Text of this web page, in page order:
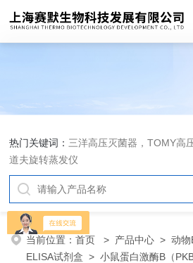
热门关键词： 三洋高压灭菌器，TOMY高
道夫旋转蒸发仪
当前位置：首页 > 产品中心 >动物
ELISA试剂盒 > 小鼠蛋白激酶B（